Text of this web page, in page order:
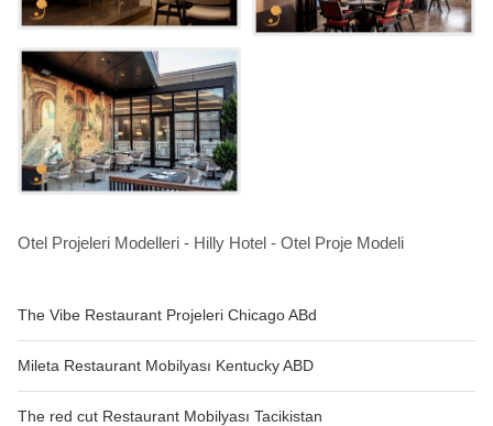
The Vibe Restaurant Projeleri Chicago ABd
Mileta Restaurant Mobilyası Kentucky ABD
The red cut Restaurant Mobilyası Tacikistan
Otel Projeleri Modelleri - Hilly Hotel - Otel Proje Modeli